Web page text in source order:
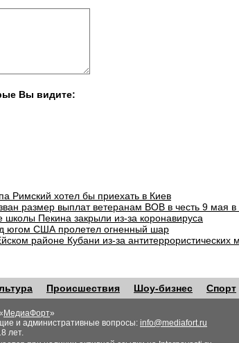
Вы видите:
Римский хотел бы приехать в Киев
размер выплат ветеранам ВОВ в честь 9 мая в
школы Пекина закрыли из-за коронавируса
югом США пролетел огненный шар
районе Кубани из-за
Происшествия Шоу-бизнес Спорт
МедиаФорт»
и административные вопросы: info@mediafort.ru
лет.